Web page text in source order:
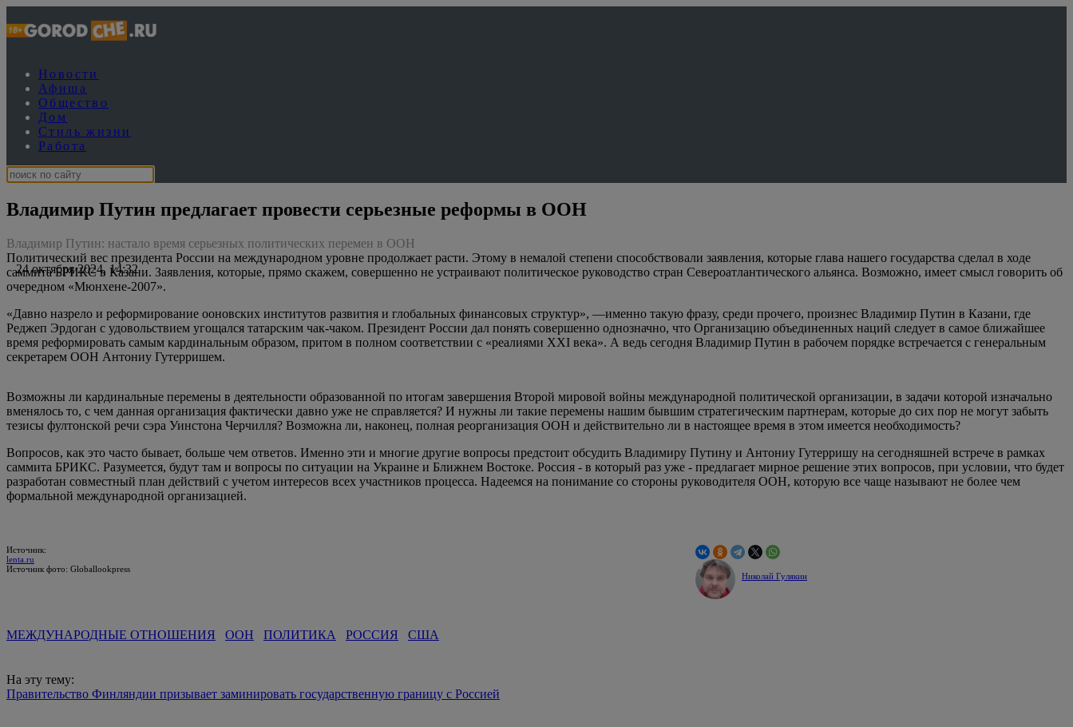
Новости
Афиша
Общество
Дом
Стиль жизни
Работа
Владимир Путин предлагает провести серьезные реформы в ООН
Владимир Путин: настало время серьезных политических перемен в ООН
24 октября 2024, 14:32
Политический вес президента России на международном уровне продолжает расти. Этому в немалой степени способствовали заявления, которые глава нашего государства сделал в ходе
саммита БРИКС в Казани. Заявления, которые, прямо скажем, совершенно не устраивают политическое руководство стран Североатлантического альянса. Возможно, имеет смысл говорить об
очередном «Мюнхене-2007».
«Давно назрело и реформирование ооновских институтов развития и глобальных финансовых структур», —именно такую фразу, среди прочего, произнес Владимир Путин в Казани, где
Реджеп Эрдоган с удовольствием угощался татарским чак-чаком. Президент России дал понять совершенно однозначно, что Организацию объединенных наций следует в самое ближайшее
время реформировать самым кардинальным образом, притом в полном соответствии с «реалиями XXI века». А ведь сегодня Владимир Путин в рабочем порядке встречается с генеральным
секретарем ООН Антониу Гутерришем.
Возможны ли кардинальные перемены в деятельности образованной по итогам завершения Второй мировой войны международной политической организации, в задачи которой изначально
вменялось то, с чем данная организация фактически давно уже не справляется? И нужны ли такие перемены нашим бывшим стратегическим партнерам, которые до сих пор не могут забыть
тезисы фултонской речи сэра Уинстона Черчилля? Возможна ли, наконец, полная реорганизация ООН и действительно ли в настоящее время в этом имеется необходимость?
Вопросов, как это часто бывает, больше чем ответов. Именно эти и многие другие вопросы предстоит обсудить Владимиру Путину и Антониу Гутерришу на сегодняшней встрече в рамках
саммита БРИКС. Разумеется, будут там и вопросы по ситуации на Украине и Ближнем Востоке. Россия - в который раз уже - предлагает мирное решение этих вопросов, при условии, что будет
разработан совместный план действий с учетом интересов всех участников процесса. Надеемся на понимание со стороны руководителя ООН, которую все чаще называют не более чем
формальной международной организацией.
Источник:
lenta.ru
Источник фото: Globallookpress
Николай Гулякин
МЕЖДУНАРОДНЫЕ ОТНОШЕНИЯ ООН ПОЛИТИКА РОССИЯ США
На эту тему:
Правительство Финляндии призывает заминировать государственную границу с Россией